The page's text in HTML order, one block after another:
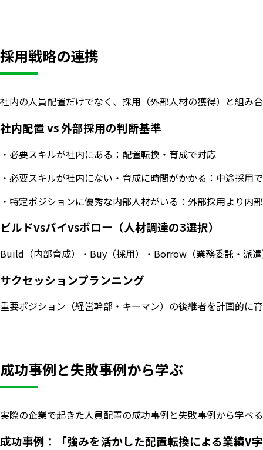
採用戦略の連携
社内の人員配置だけでなく、採用（外部人材の獲得）と組み
社内配置 vs 外部採用の判断基準
・必要スキルが社内にある：配置転換・育成で対応
・必要スキルが社内にない・育成に時間がかかる：中途採用
・特定ポジションに優秀な内部人材がいる：外部採用より内
ビルドvsバイvsボロー（人材調達の3選択）
Build（内部育成）・Buy（採用）・Borrow（業務委託・派
サクセッションプランニング
重要ポジション（経営幹部・キーマン）の後継者を計画的に
成功事例と失敗事例から学ぶ
実際の企業で起きた人員配置の成功事例と失敗事例から学べ
成功事例：「強みを活かした配置転換による業績V